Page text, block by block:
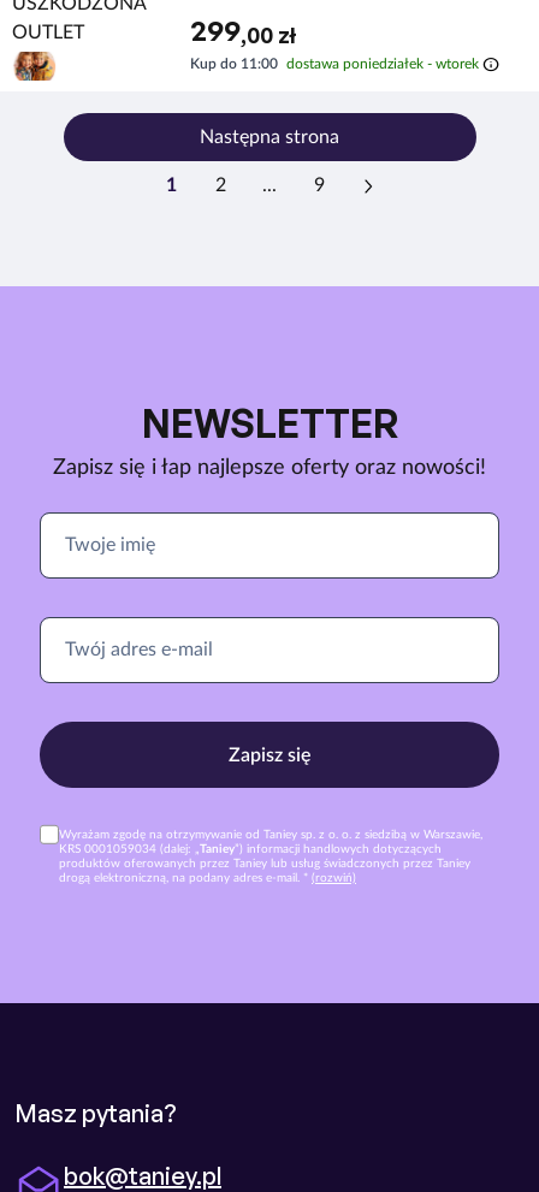
299,00 zł
Kup do 11:00 dostawa poniedziałek - wtorek info
Następna strona
1 2 ... 9
NEWSLETTER
Zapisz się i łap najlepsze oferty oraz nowości!
Zapisz się
Wyrażam zgodę na otrzymywanie od Taniey sp. z o. o. z siedzibą w Warszawie,
KRS 0001059034 (dalej: „Taniey”) informacji handlowych dotyczących
produktów oferowanych przez Taniey lub usług świadczonych przez Taniey
drogą elektroniczną, na podany adres e-mail. * (rozwiń)
Masz pytania?
bok@taniey.pl